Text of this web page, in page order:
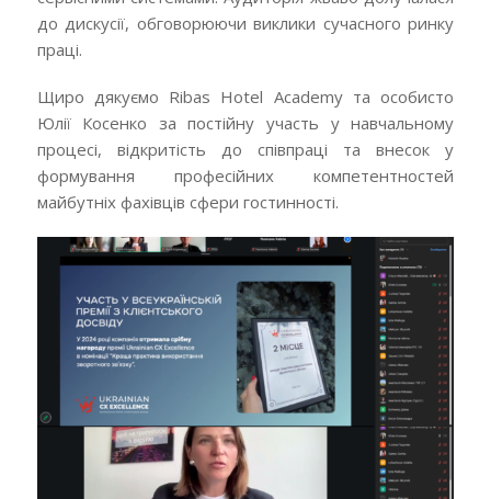
до дискусії, обговорюючи виклики сучасного ринку
праці.
Щиро дякуємо Ribas Hotel Academy та особисто
Юлії Косенко за постійну участь у навчальному
процесі, відкритість до співпраці та внесок у
формування професійних компетентностей
майбутніх фахівців сфери гостинності.